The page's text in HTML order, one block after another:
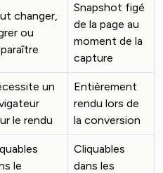
changer,
ou
Snapshot figé
de la page au
moment de la
capture
un
le rendu
Entièrement
rendu lors de
la conversion
le
Cliquables
dans les